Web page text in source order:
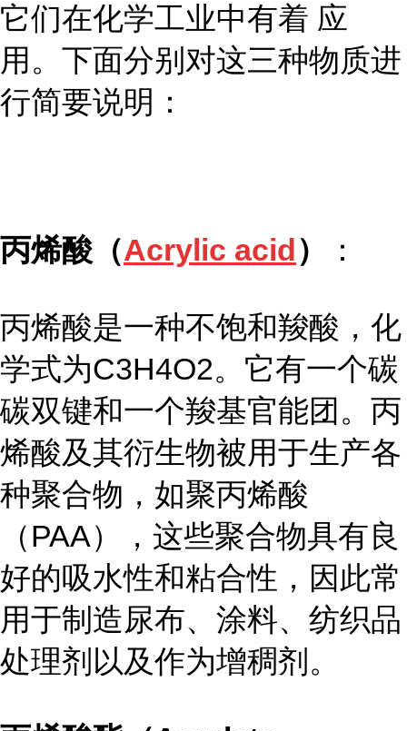
它们在化学工业中有着 应
用。下面分别对这三种物质进
行简要说明：
丙烯酸（Acrylic acid） ：
丙烯酸是一种不饱和羧酸，化
学式为C3H4O2。它有一个碳
碳双键和一个羧基官能团。丙
烯酸及其衍生物被用于生产各
种聚合物，如聚丙烯酸
（PAA），这些聚合物具有良
好的吸水性和粘合性，因此常
用于制造尿布、涂料、纺织品
处理剂以及作为增稠剂。